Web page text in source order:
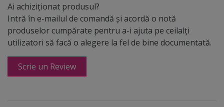
Ai achiziționat produsul?
Intră în e-mailul de comandă și acordă o notă
produselor cumpărate pentru a-i ajuta pe ceilalți
utilizatori să facă o alegere la fel de bine documentată.
Scrie un Review